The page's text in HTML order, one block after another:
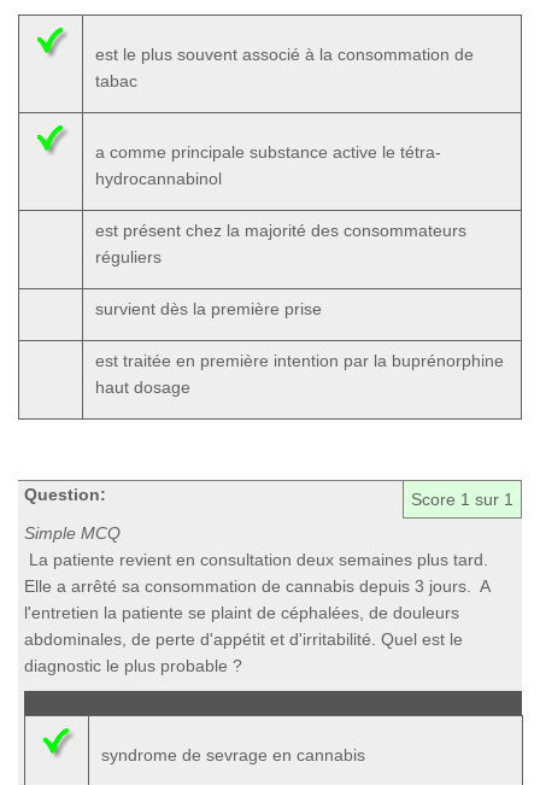
est le plus souvent associé à la consommation de
tabac
a comme principale substance active le tétra-
hydrocannabinol
est présent chez la majorité des consommateurs
réguliers
survient dès la première prise
est traitée en première intention par la buprénorphine
haut dosage
Score 1 sur 1
Question:
Simple MCQ
La patiente revient en consultation deux semaines plus tard.
Elle a arrêté sa consommation de cannabis depuis 3 jours. A
l'entretien la patiente se plaint de céphalées, de douleurs
abdominales, de perte d'appétit et d'irritabilité. Quel est le
diagnostic le plus probable ?
syndrome de sevrage en cannabis